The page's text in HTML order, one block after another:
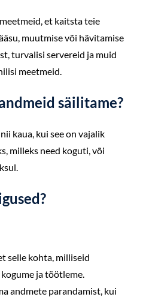
et kaitsta teie
muutmise või hävitamise
turvalisi servereid ja muid
meetmeid.
säilitame?
kaua, kui see on vajalik
milleks need koguti, või
selle kohta, milliseid
ja töötleme.
andmete parandamist, kui